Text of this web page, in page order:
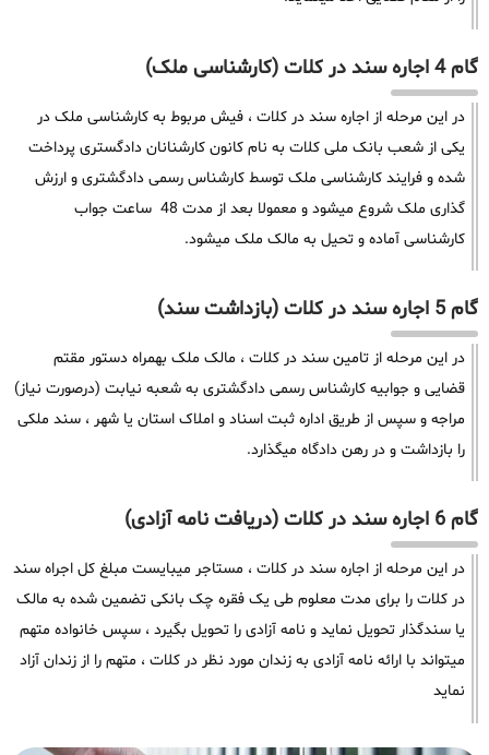
گام 4 اجاره سند در کلات (کارشناسی ملک)
در این مرحله از اجاره سند در کلات ، فیش مربوط به کارشناسی ملک در
یکی از شعب بانک ملی کلات به نام کانون کارشنانان دادگستری پرداخت
شده و فرایند کارشناسی ملک توسط کارشناس رسمی دادگشتری و ارزش
گذاری ملک شروع میشود و معمولا بعد از مدت 48 ساعت جواب
کارشناسی آماده و تحیل به مالک ملک میشود.
گام 5 اجاره سند در کلات (بازداشت سند)
در این مرحله از تامین سند در کلات ، مالک ملک بهمراه دستور مقتم
قضایی و جوابیه کارشناس رسمی دادگشتری به شعبه نیابت (درصورت نیاز)
مراجه و سپس از طریق اداره ثبت اسناد و املاک استان یا شهر ، سند ملکی
را بازداشت و در رهن دادگاه میگذارد.
گام 6 اجاره سند در کلات (دریافت نامه آزادی)
در این مرحله از اجاره سند در کلات ، مستاجر میبایست مبلغ کل اجراه سند
در کلات را برای مدت معلوم طی یک فقره چک بانکی تضمین شده به مالک
یا سندگذار تحویل نماید و نامه آزادی را تحویل بگیرد ، سپس خانواده متهم
میتواند با ارائه نامه آزادی به زندان مورد نظر در کلات ، متهم را از زندان آزاد
نماید